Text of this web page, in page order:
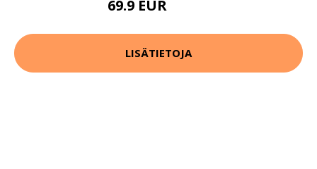
69.9 EUR
LISÄTIETOJA